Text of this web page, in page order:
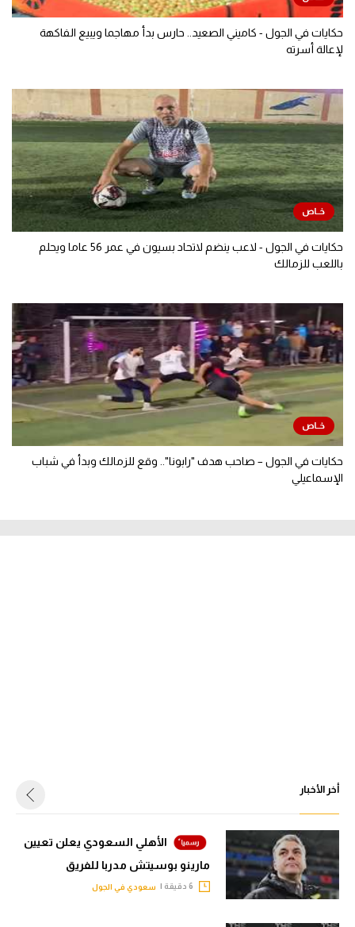
حكايات في الجول - كاميني الصعيد.. حارس بدأ مهاجما ويبيع الفاكهة
لإعالة أسرته
حكايات في الجول - لاعب ينضم لاتحاد بسيون في عمر 56 عاما ويحلم
باللعب للزمالك
حكايات في الجول – صاحب هدف "رابونا".. وقع للزمالك وبدأ في شباب
الإسماعيلي
أخر الأخبار
الأهلي السعودي يعلن تعيين
مارينو بوسيتش مدربا للفريق
سعودي في الجول